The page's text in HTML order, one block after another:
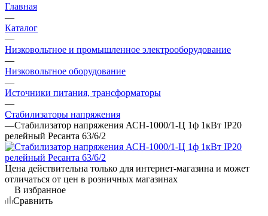
Главная
—
Каталог
—
Низковольтное и промышленное электрооборудование
—
Низковольтное оборудование
—
Источники питания, трансформаторы
—
Стабилизаторы напряжения
—Стабилизатор напряжения АСН-1000/1-Ц 1ф 1кВт IP20
релейный Ресанта 63/6/2
Цена действительна только для интернет-магазина и может
отличаться от цен в розничных магазинах
В избранное
Сравнить